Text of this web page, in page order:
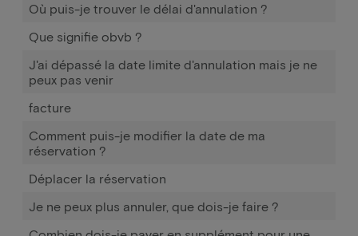
Où puis-je trouver le délai d'annulation ?
Que signifie obvb ?
J'ai dépassé la date limite d'annulation mais je ne
peux pas venir
facture
Comment puis-je modifier la date de ma
réservation ?
Déplacer la réservation
Je ne peux plus annuler, que dois-je faire ?